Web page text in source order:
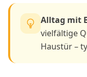
Alltag mit
vielfältige
Haustür –